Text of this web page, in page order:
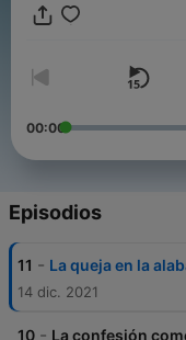
00:00
Episodios
11 - La queja en la
14 dic. 2021
10 - La confesión